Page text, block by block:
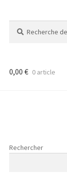
pour :
0,00 € 0 article
Rechercher